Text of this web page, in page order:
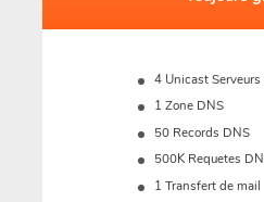
4 Unicast Serveurs
1 Zone DNS
50 Records DNS
500K Requetes
1 Transfert de mail